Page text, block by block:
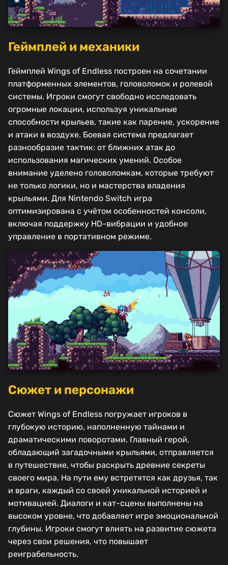
Геймплей и механики
Геймплей Wings of Endless построен на сочетании
платформенных элементов, головоломок и ролевой
системы. Игроки смогут свободно исследовать
огромные локации, используя уникальные
способности крыльев, такие как парение, ускорение
и атаки в воздухе. Боевая система предлагает
разнообразие тактик: от ближних атак до
использования магических умений. Особое
внимание уделено головоломкам, которые требуют
не только логики, но и мастерства владения
крыльями. Для Nintendo Switch игра
оптимизирована с учётом особенностей консоли,
включая поддержку HD-вибрации и удобное
управление в портативном режиме.
Сюжет и персонажи
Сюжет Wings of Endless погружает игроков в
глубокую историю, наполненную тайнами и
драматическими поворотами. Главный герой,
обладающий загадочными крыльями, отправляется
в путешествие, чтобы раскрыть древние секреты
своего мира. На пути ему встретятся как друзья, так
и враги, каждый со своей уникальной историей и
мотивацией. Диалоги и кат-сцены выполнены на
высоком уровне, что добавляет игре эмоциональной
глубины. Игроки смогут влиять на развитие сюжета
через свои решения, что повышает
реиграбельность.